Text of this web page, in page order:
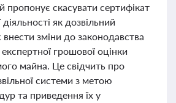
пропонує скасувати сертифікат
як дозвільний
зміни до законодавства
грошової оцінки
майна. Це свідчить про
системи з метою
та приведення їх у